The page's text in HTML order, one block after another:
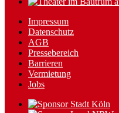
Impressum
Datenschutz
AGB
Pressebereich
Barrieren
Vermietung
Jobs